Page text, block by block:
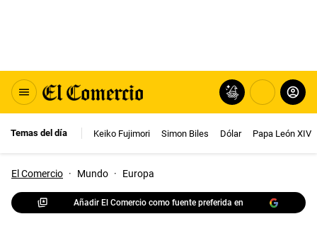
Temas del día Keiko Fujimori Simon Biles Dólar Papa León XIV
El Comercio · Mundo · Europa
Añadir El Comercio como fuente preferida en